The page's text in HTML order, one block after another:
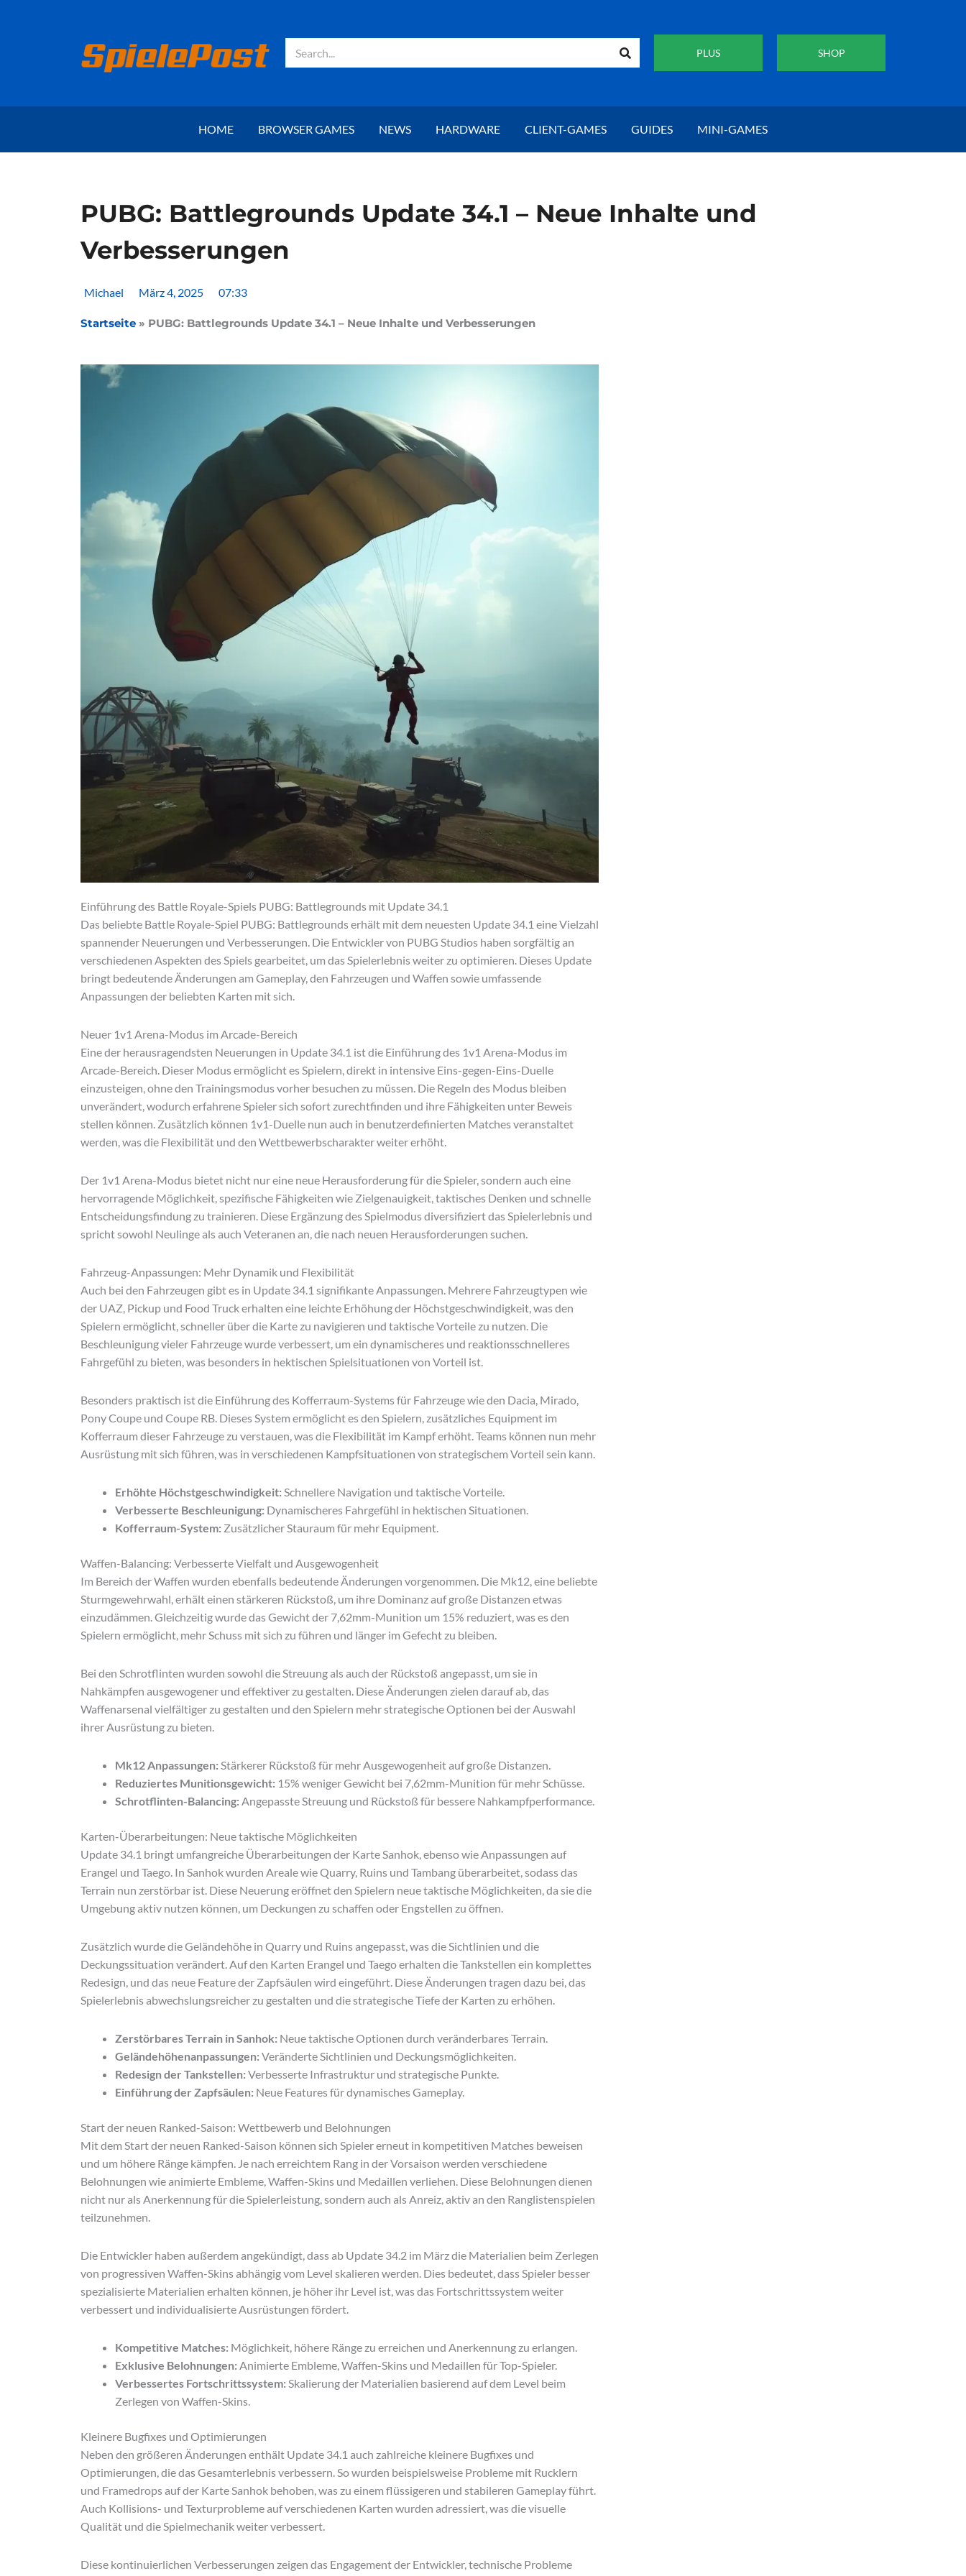
Suche PLUS SHOP
HOME BROWSER GAMES NEWS HARDWARE CLIENT-GAMES GUIDES MINI-GAMES
PUBG: Battlegrounds Update 34.1 – Neue Inhalte und
Verbesserungen
Michael März 4, 2025 07:33
Startseite » PUBG: Battlegrounds Update 34.1 – Neue Inhalte und Verbesserungen
Einführung des Battle Royale-Spiels PUBG: Battlegrounds mit Update 34.1
Das beliebte Battle Royale-Spiel PUBG: Battlegrounds erhält mit dem neuesten Update 34.1 eine Vielzahl
spannender Neuerungen und Verbesserungen. Die Entwickler von PUBG Studios haben sorgfältig an
verschiedenen Aspekten des Spiels gearbeitet, um das Spielerlebnis weiter zu optimieren. Dieses Update
bringt bedeutende Änderungen am Gameplay, den Fahrzeugen und Waffen sowie umfassende
Anpassungen der beliebten Karten mit sich.
Neuer 1v1 Arena-Modus im Arcade-Bereich
Eine der herausragendsten Neuerungen in Update 34.1 ist die Einführung des 1v1 Arena-Modus im
Arcade-Bereich. Dieser Modus ermöglicht es Spielern, direkt in intensive Eins-gegen-Eins-Duelle
einzusteigen, ohne den Trainingsmodus vorher besuchen zu müssen. Die Regeln des Modus bleiben
unverändert, wodurch erfahrene Spieler sich sofort zurechtfinden und ihre Fähigkeiten unter Beweis
stellen können. Zusätzlich können 1v1-Duelle nun auch in benutzerdefinierten Matches veranstaltet
werden, was die Flexibilität und den Wettbewerbscharakter weiter erhöht.
Der 1v1 Arena-Modus bietet nicht nur eine neue Herausforderung für die Spieler, sondern auch eine
hervorragende Möglichkeit, spezifische Fähigkeiten wie Zielgenauigkeit, taktisches Denken und schnelle
Entscheidungsfindung zu trainieren. Diese Ergänzung des Spielmodus diversifiziert das Spielerlebnis und
spricht sowohl Neulinge als auch Veteranen an, die nach neuen Herausforderungen suchen.
Fahrzeug-Anpassungen: Mehr Dynamik und Flexibilität
Auch bei den Fahrzeugen gibt es in Update 34.1 signifikante Anpassungen. Mehrere Fahrzeugtypen wie
der UAZ, Pickup und Food Truck erhalten eine leichte Erhöhung der Höchstgeschwindigkeit, was den
Spielern ermöglicht, schneller über die Karte zu navigieren und taktische Vorteile zu nutzen. Die
Beschleunigung vieler Fahrzeuge wurde verbessert, um ein dynamischeres und reaktionsschnelleres
Fahrgefühl zu bieten, was besonders in hektischen Spielsituationen von Vorteil ist.
Besonders praktisch ist die Einführung des Kofferraum-Systems für Fahrzeuge wie den Dacia, Mirado,
Pony Coupe und Coupe RB. Dieses System ermöglicht es den Spielern, zusätzliches Equipment im
Kofferraum dieser Fahrzeuge zu verstauen, was die Flexibilität im Kampf erhöht. Teams können nun mehr
Ausrüstung mit sich führen, was in verschiedenen Kampfsituationen von strategischem Vorteil sein kann.
Erhöhte Höchstgeschwindigkeit: Schnellere Navigation und taktische Vorteile.
Verbesserte Beschleunigung: Dynamischeres Fahrgefühl in hektischen Situationen.
Kofferraum-System: Zusätzlicher Stauraum für mehr Equipment.
Waffen-Balancing: Verbesserte Vielfalt und Ausgewogenheit
Im Bereich der Waffen wurden ebenfalls bedeutende Änderungen vorgenommen. Die Mk12, eine beliebte
Sturmgewehrwahl, erhält einen stärkeren Rückstoß, um ihre Dominanz auf große Distanzen etwas
einzudämmen. Gleichzeitig wurde das Gewicht der 7,62mm-Munition um 15% reduziert, was es den
Spielern ermöglicht, mehr Schuss mit sich zu führen und länger im Gefecht zu bleiben.
Bei den Schrotflinten wurden sowohl die Streuung als auch der Rückstoß angepasst, um sie in
Nahkämpfen ausgewogener und effektiver zu gestalten. Diese Änderungen zielen darauf ab, das
Waffenarsenal vielfältiger zu gestalten und den Spielern mehr strategische Optionen bei der Auswahl
ihrer Ausrüstung zu bieten.
Mk12 Anpassungen: Stärkerer Rückstoß für mehr Ausgewogenheit auf große Distanzen.
Reduziertes Munitionsgewicht: 15% weniger Gewicht bei 7,62mm-Munition für mehr Schüsse.
Schrotflinten-Balancing: Angepasste Streuung und Rückstoß für bessere Nahkampfperformance.
Karten-Überarbeitungen: Neue taktische Möglichkeiten
Update 34.1 bringt umfangreiche Überarbeitungen der Karte Sanhok, ebenso wie Anpassungen auf
Erangel und Taego. In Sanhok wurden Areale wie Quarry, Ruins und Tambang überarbeitet, sodass das
Terrain nun zerstörbar ist. Diese Neuerung eröffnet den Spielern neue taktische Möglichkeiten, da sie die
Umgebung aktiv nutzen können, um Deckungen zu schaffen oder Engstellen zu öffnen.
Zusätzlich wurde die Geländehöhe in Quarry und Ruins angepasst, was die Sichtlinien und die
Deckungssituation verändert. Auf den Karten Erangel und Taego erhalten die Tankstellen ein komplettes
Redesign, und das neue Feature der Zapfsäulen wird eingeführt. Diese Änderungen tragen dazu bei, das
Spielerlebnis abwechslungsreicher zu gestalten und die strategische Tiefe der Karten zu erhöhen.
Zerstörbares Terrain in Sanhok: Neue taktische Optionen durch veränderbares Terrain.
Geländehöhenanpassungen: Veränderte Sichtlinien und Deckungsmöglichkeiten.
Redesign der Tankstellen: Verbesserte Infrastruktur und strategische Punkte.
Einführung der Zapfsäulen: Neue Features für dynamisches Gameplay.
Start der neuen Ranked-Saison: Wettbewerb und Belohnungen
Mit dem Start der neuen Ranked-Saison können sich Spieler erneut in kompetitiven Matches beweisen
und um höhere Ränge kämpfen. Je nach erreichtem Rang in der Vorsaison werden verschiedene
Belohnungen wie animierte Embleme, Waffen-Skins und Medaillen verliehen. Diese Belohnungen dienen
nicht nur als Anerkennung für die Spielerleistung, sondern auch als Anreiz, aktiv an den Ranglistenspielen
teilzunehmen.
Die Entwickler haben außerdem angekündigt, dass ab Update 34.2 im März die Materialien beim Zerlegen
von progressiven Waffen-Skins abhängig vom Level skalieren werden. Dies bedeutet, dass Spieler besser
spezialisierte Materialien erhalten können, je höher ihr Level ist, was das Fortschrittssystem weiter
verbessert und individualisierte Ausrüstungen fördert.
Kompetitive Matches: Möglichkeit, höhere Ränge zu erreichen und Anerkennung zu erlangen.
Exklusive Belohnungen: Animierte Embleme, Waffen-Skins und Medaillen für Top-Spieler.
Verbessertes Fortschrittssystem: Skalierung der Materialien basierend auf dem Level beim
Zerlegen von Waffen-Skins.
Kleinere Bugfixes und Optimierungen
Neben den größeren Änderungen enthält Update 34.1 auch zahlreiche kleinere Bugfixes und
Optimierungen, die das Gesamterlebnis verbessern. So wurden beispielsweise Probleme mit Rucklern
und Framedrops auf der Karte Sanhok behoben, was zu einem flüssigeren und stabileren Gameplay führt.
Auch Kollisions- und Texturprobleme auf verschiedenen Karten wurden adressiert, was die visuelle
Qualität und die Spielmechanik weiter verbessert.
Diese kontinuierlichen Verbesserungen zeigen das Engagement der Entwickler, technische Probleme